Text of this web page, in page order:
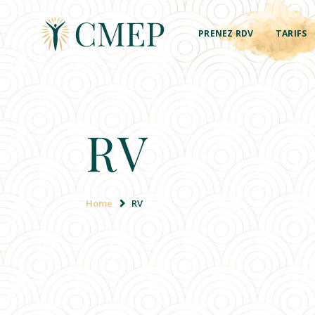
PRENEZ RDV TARIFS
RV
Home RV